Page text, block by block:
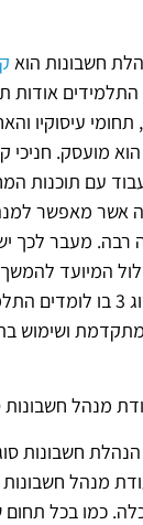
חשבונות הוא
התלמידים אודות
תחומי עיסוקיו
מועסק. חניכי
לעבוד עם
אשר מאפשר
רבה. מעבר לכך
המיועד להמשך
הנהלת חשבונות סוג 3 בו
ושימוש
מנהל חשבונות
כמו בכל תחום